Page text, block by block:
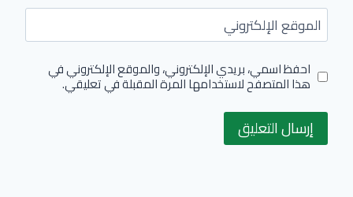
الموقع الإلكتروني
احفظ اسمي، بريدي الإلكتروني، والموقع الإلكتروني في
هذا المتصفح لاستخدامها المرة المقبلة في تعليقي.